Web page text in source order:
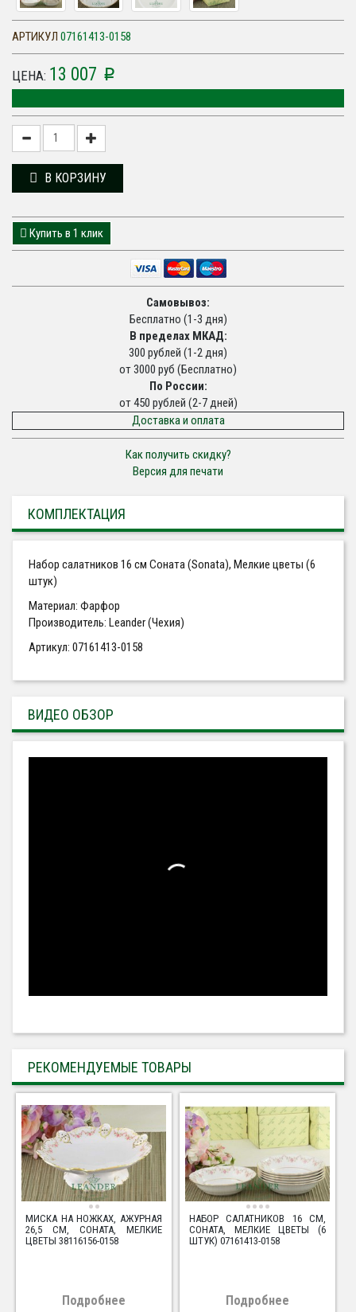
АРТИКУЛ 07161413-0158
ЦЕНА: 13 007 p
В КОРЗИНУ
Купить в 1 клик
Самовывоз:
Бесплатно (1-3 дня)
В пределах МКАД:
300 рублей (1-2 дня)
от 3000 руб (Бесплатно)
По России:
от 450 рублей (2-7 дней)
Доставка и оплата
Как получить скидку?
Версия для печати
КОМПЛЕКТАЦИЯ
Набор салатников 16 см Соната (Sonata), Мелкие цветы (6
штук)
Материал: Фарфор
Производитель: Leander (Чехия)
Артикул: 07161413-0158
ВИДЕО ОБЗОР
РЕКОМЕНДУЕМЫЕ ТОВАРЫ
МИСКА НА НОЖКАХ, АЖУРНАЯ
26,5 СМ, СОНАТА, МЕЛКИЕ
ЦВЕТЫ 38116156-0158
Подробнее
НАБОР САЛАТНИКОВ 16 СМ,
СОНАТА, МЕЛКИЕ ЦВЕТЫ (6
ШТУК) 07161413-0158
Подробнее